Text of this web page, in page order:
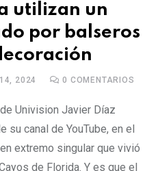
utilizan un
por balseros
2024 0 COMENTARIOS
Univision Javier Díaz
su canal de YouTube, en el
extremo singular que vivió
de Florida. Y es que el